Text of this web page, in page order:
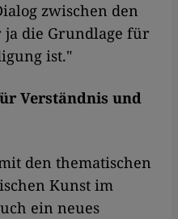
zwischen den
ja die Grundlage für
ist."
Verständnis und
den thematischen
Kunst im
ein neues